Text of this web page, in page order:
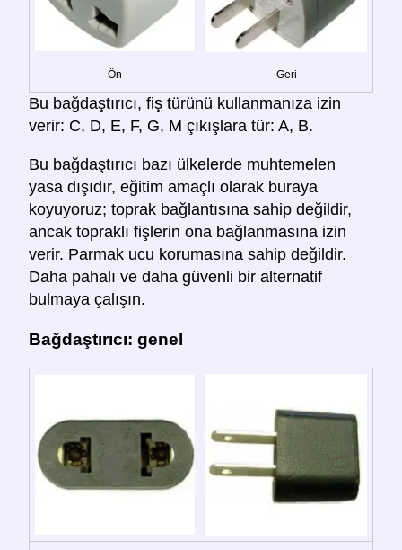
Ön Geri
Bu bağdaştırıcı, fiş türünü kullanmanıza izin
verir: C, D, E, F, G, M çıkışlara tür: A, B.
Bu bağdaştırıcı bazı ülkelerde muhtemelen
yasa dışıdır, eğitim amaçlı olarak buraya
koyuyoruz; toprak bağlantısına sahip değildir,
ancak topraklı fişlerin ona bağlanmasına izin
verir. Parmak ucu korumasına sahip değildir.
Daha pahalı ve daha güvenli bir alternatif
bulmaya çalışın.
Bağdaştırıcı: genel